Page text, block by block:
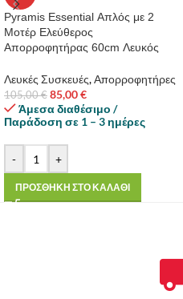
Pyramis Essential Απλός με 2
Μοτέρ Ελεύθερος
Απορροφητήρας 60cm Λευκός
Λευκές Συσκευές,Απορροφητήρες
105,00€ 85,00€
Άμεσα διαθέσιμο /
Παράδοση σε 1 – 3 ημέρες
- +
ΠΡΟΣΘΗΚΗ ΣΤΟ ΚΑΛΑΘΙ